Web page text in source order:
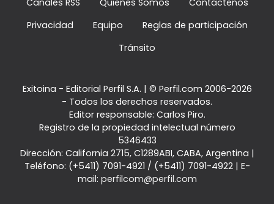
Canales RSS Quienes Somos
Contáctenos
Privacidad
Equipo
Reglas de participación
Tránsito
Exitoina - Editorial Perfil S.A. | © Perfil.com 2006-2026
- Todos los derechos reservados.
Editor responsable: Carlos Piro.
Registro de la propiedad intelectual número
5346433
Dirección: California 2715, C1289ABI, CABA, Argentina |
Teléfono: (+5411) 7091-4921 / (+5411) 7091-4922| E-
mail: perfilcom@perfil.com